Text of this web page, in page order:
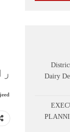
رانگ
Dairy